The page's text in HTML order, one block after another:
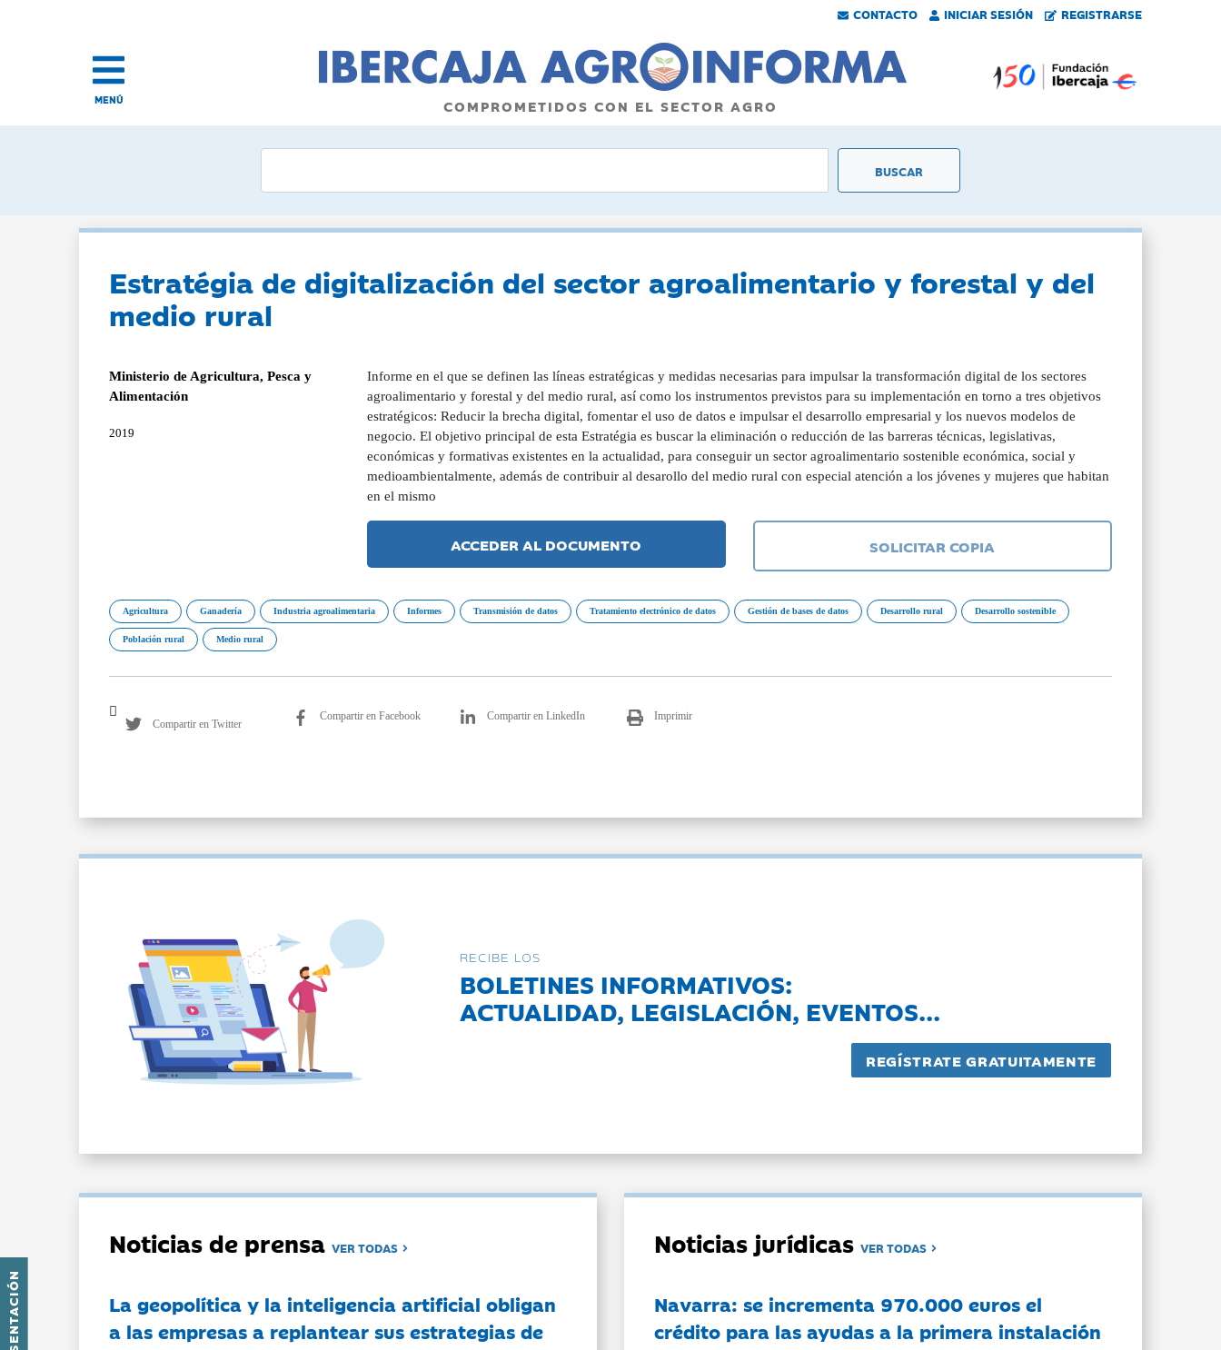
CONTACTO INICIAR SESIÓN REGISTRARSE
PRESENTACIÓN
MENÚ COMPROMETIDOS CON EL SECTOR AGRO
Estratégia de digitalización del sector agroalimentario y forestal y del
medio rural
Ministerio de Agricultura, Pesca y
Alimentación
2019
Informe en el que se definen las líneas estratégicas y medidas necesarias para impulsar la transformación digital de los sectores
agroalimentario y forestal y del medio rural, así como los instrumentos previstos para su implementación en torno a tres objetivos
estratégicos: Reducir la brecha digital, fomentar el uso de datos e impulsar el desarrollo empresarial y los nuevos modelos de
negocio. El objetivo principal de esta Estratégia es buscar la eliminación o reducción de las barreras técnicas, legislativas,
económicas y formativas existentes en la actualidad, para conseguir un sector agroalimentario sostenible económica, social y
medioambientalmente, además de contribuir al desarollo del medio rural con especial atención a los jóvenes y mujeres que habitan
en el mismo
ACCEDER AL DOCUMENTO SOLICITAR COPIA
Agricultura Ganadería Industria agroalimentaria Informes Transmisión de datos Tratamiento electrónico de datos Gestión de bases de datos Desarrollo rural Desarrollo sostenible
Población rural Medio rural
Compartir en Twitter
Compartir en Facebook Compartir en LinkedIn Imprimir
RECIBE LOS
BOLETINES INFORMATIVOS:
ACTUALIDAD, LEGISLACIÓN, EVENTOS...
Noticias de prensaVER TODAS
La geopolítica y la inteligencia artificial obligan
a las empresas a replantear sus estrategias de
Noticias jurídicasVER TODAS
Navarra: se incrementa 970.000 euros el
crédito para las ayudas a la primera instalación